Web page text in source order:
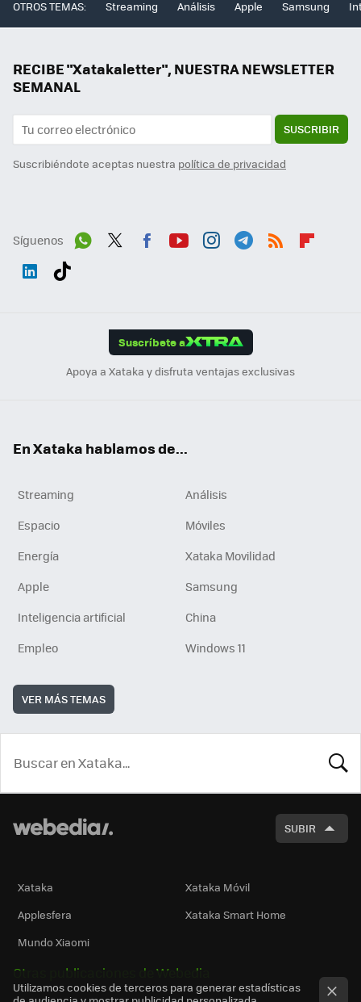
OTROS TEMAS: Streaming Análisis Apple Samsung
RECIBE "Xatakaletter", NUESTRA NEWSLETTER
SEMANAL
SUSCRIBIR
Suscribiéndote aceptas nuestra política de privacidad
Síguenos
Suscríbete a
Apoya a Xataka y disfruta ventajas exclusivas
En Xataka hablamos de...
Streaming
Análisis
Espacio
Móviles
Energía
Xataka Movilidad
Apple
Samsung
Inteligencia artificial
China
Empleo
Windows 11
VER MÁS TEMAS
SUBIR
Xataka
Xataka Móvil
Applesfera
Xataka Smart Home
Mundo Xiaomi
Otras publicaciones de Webedia
Utilizamos cookies de terceros para generar estadísticas